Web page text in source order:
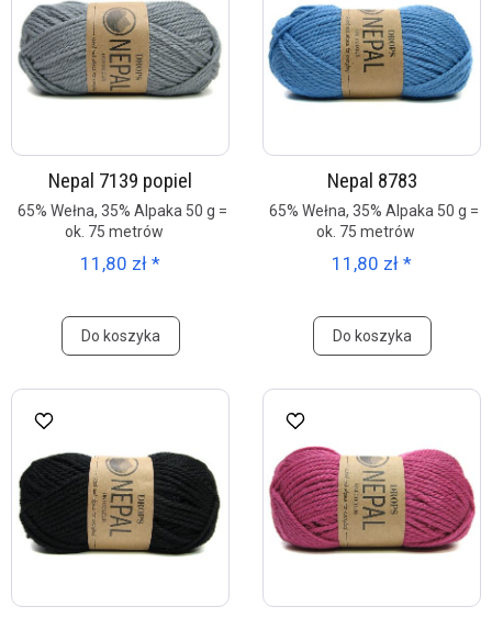
Nepal 7139 popiel
65% Wełna, 35% Alpaka 50 g =
ok. 75 metrów
11,80 zł *
Do koszyka
Nepal 8783
65% Wełna, 35% Alpaka 50 g =
ok. 75 metrów
11,80 zł *
Do koszyka